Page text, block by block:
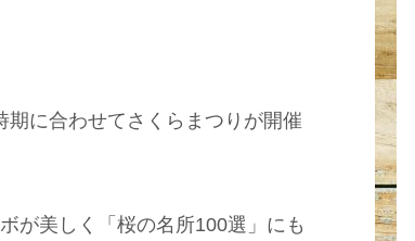
に合わせてさくらまつりが開催
が美しく「桜の名所100選」にも